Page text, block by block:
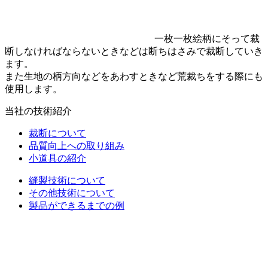
一枚一枚絵柄にそって裁
断しなければならないときなどは断ちはさみで裁断していき
ます。
また生地の柄方向などをあわすときなど荒裁ちをする際にも
使用します。
当社の技術紹介
裁断について
品質向上への取り組み
小道具の紹介
縫製技術について
その他技術について
製品ができるまでの例